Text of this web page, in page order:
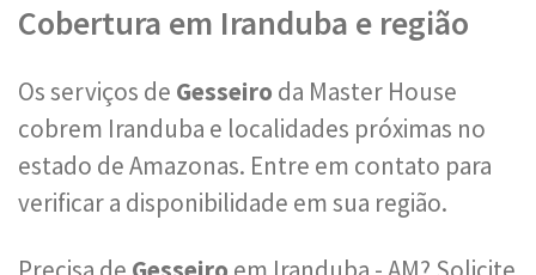
Cobertura em Iranduba e região
Os serviços de Gesseiro da Master House
cobrem Iranduba e localidades próximas no
estado de Amazonas. Entre em contato para
verificar a disponibilidade em sua região.